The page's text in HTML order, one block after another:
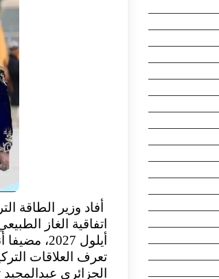
أفاد وزير الطاقة
‌اتفاقية الغاز
أيلول
تعرف العلاقات
الجزائري